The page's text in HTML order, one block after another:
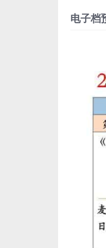
电子档